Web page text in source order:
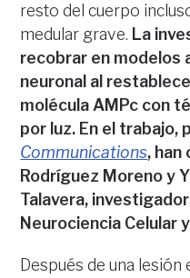
resto del cuerpo
medular grave. La
recobrar en modelos
neuronal al
molécula AMPc con
por luz. En el trabajo,
Communications, han
Rodríguez Moreno y
Talavera,
Neurociencia Celular
Después de una lesión